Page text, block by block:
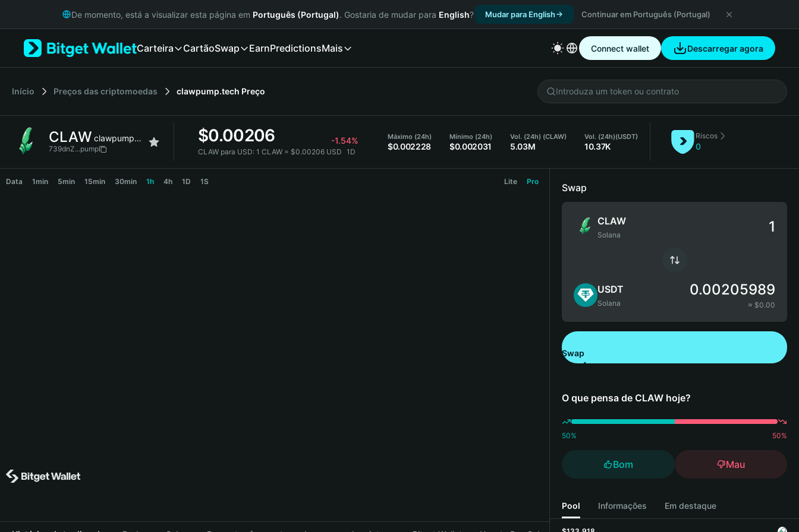
Русский
Italiano
简体中文
繁體中文
Bahasa Indonesia
De momento, está a visualizar esta página em Português (Portugal). Gostaria de mudar para English? Mudar para English Continuar em Português (Portugal)
Carteira CartãoSwap EarnPredictionsMais Connect wallet Descarregar agora
Início Preços das criptomoedas clawpump.tech Preço
CLAW clawpump.tech
739dnZ...pump
$0.00206 -1.54%
CLAW para USD: 1 CLAW = $0.00206 USD 1D
Máximo (24h)
$0.002228
Mínimo (24h)
$0.002031
Vol. (24h) (CLAW)
5.03M
Vol. (24h)(USDT)
10.37K
Riscos
0
Data 1min 5min 15min 30min 1h 4h 1D 1S Lite Pro
Swap
CLAW
Solana
USDT
Solana
0.00205989
≈ $0.00
Swap
O que pensa de CLAW hoje?
50% 50%
Bom Mau
Pool Informações Em destaque